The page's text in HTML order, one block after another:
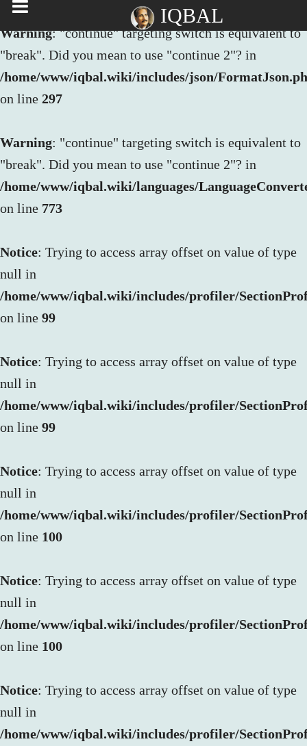
Warning: "continue" targeting switch is equivalent to
"break". Did you mean to use "continue 2"? in
/home/www/iqbal.wiki/includes/json/
on line 297
Warning: "continue" targeting switch is equivalent to
"break". Did you mean to use "continue 2"? in
/home/www/iqbal.wiki/languages/
on line 773
Notice: Trying to access array offset on value of type
null in
/home/www/iqbal.wiki/includes/profiler/
on line 99
Notice: Trying to access array offset on value of type
null in
/home/www/iqbal.wiki/includes/profiler/
on line 99
Notice: Trying to access array offset on value of type
null in
/home/www/iqbal.wiki/includes/profiler/
on line 100
Notice: Trying to access array offset on value of type
null in
/home/www/iqbal.wiki/includes/profiler/
on line 100
Notice: Trying to access array offset on value of type
null in
/home/www/iqbal.wiki/includes/profiler/
IQBAL